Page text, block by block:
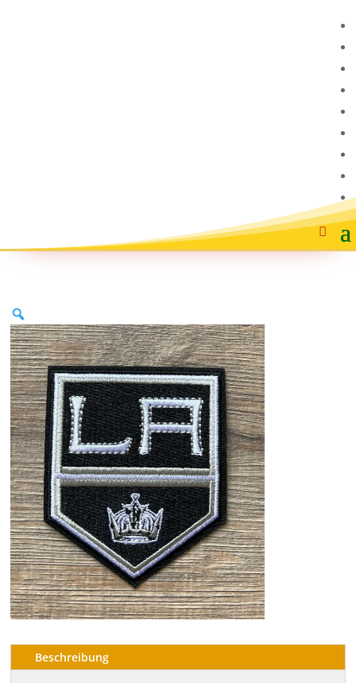
Beschreibung